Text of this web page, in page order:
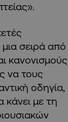
σειρά από
κανονισμούς
να τους
οδηγία,
κάνει με τη